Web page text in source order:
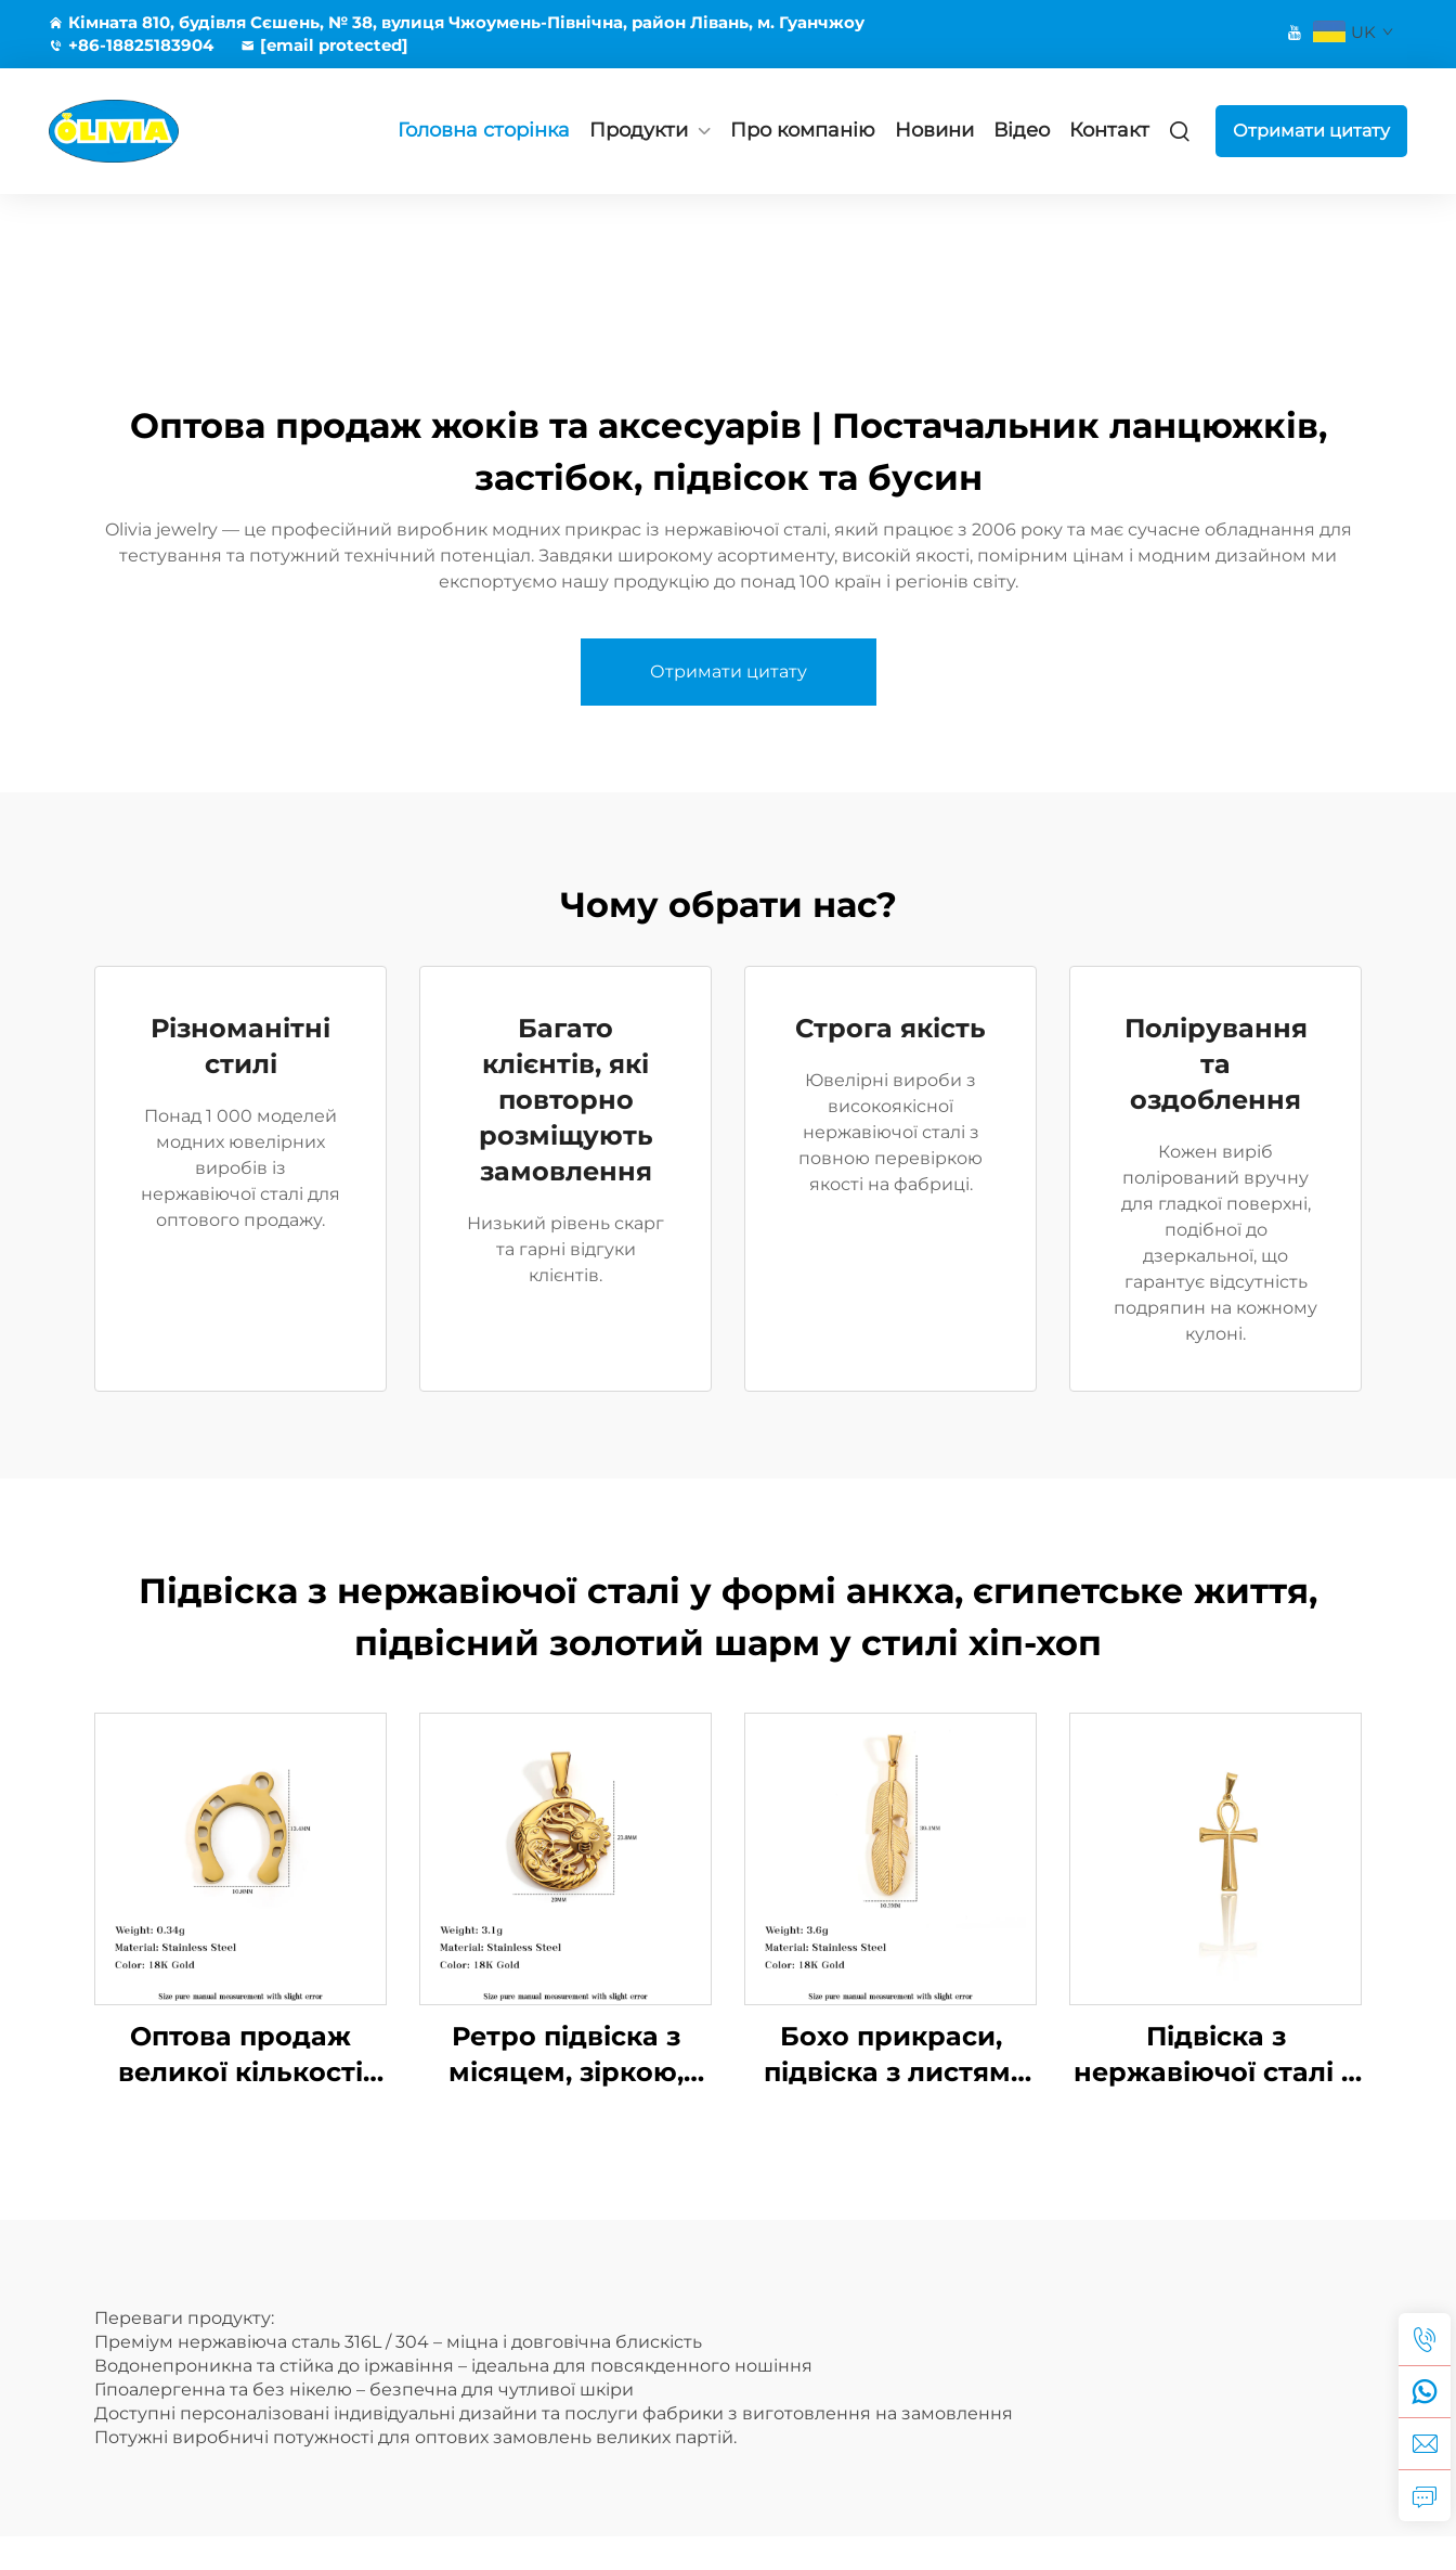
Кімната 810, будівля Сєшень, № 38, вулиця Чжоумень-Північна, район Лівань, м. Гуанчжоу
+86-18825183904
[email protected]
UK
Головна сторінка Продукти Про компанію Новини Відео Контакт Отримати цитату
Оптова продаж жоків та аксесуарів | Постачальник ланцюжків,
застібок, підвісок та бусин
Olivia jewelry — це професійний виробник модних прикрас із нержавіючої сталі, який працює з 2006 року та має сучасне обладнання для
тестування та потужний технічний потенціал. Завдяки широкому асортименту, високій якості, помірним цінам і модним дизайном ми
експортуємо нашу продукцію до понад 100 країн і регіонів світу.
Отримати цитату
Чому обрати нас?
Різноманітні
стилі
Понад 1 000 моделей
модних ювелірних
виробів із
нержавіючої сталі для
оптового продажу.
Багато
клієнтів, які
повторно
розміщують
замовлення
Низький рівень скарг
та гарні відгуки
клієнтів.
Строга якість
Ювелірні вироби з
високоякісної
нержавіючої сталі з
повною перевіркою
якості на фабриці.
Полірування
та
оздоблення
Кожен виріб
полірований вручну
для гладкої поверхні,
подібної до
дзеркальної, що
гарантує відсутність
подряпин на кожному
кулоні.
Підвіска з нержавіючої сталі у формі анкха, єгипетське життя,
підвісний золотий шарм у стилі хіп-хоп
Оптова продаж
великої кількості
Ретро підвіска з
місяцем, зіркою,
Бохо прикраси,
підвіска з листям,
Підвіска з
нержавіючої сталі у
Переваги продукту:
Преміум нержавіюча сталь 316L / 304 – міцна і довговічна блискість
Водонепроникна та стійка до іржавіння – ідеальна для повсякденного ношіння
Гіпоалергенна та без нікелю – безпечна для чутливої шкіри
Доступні персоналізовані індивідуальні дизайни та послуги фабрики з виготовлення на замовлення
Потужні виробничі потужності для оптових замовлень великих партій.